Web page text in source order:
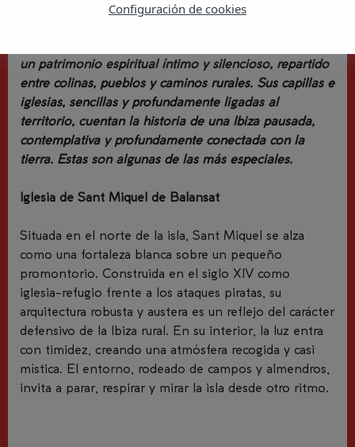
un patrimonio espiritual íntimo y silencioso, repartido
entre colinas, pueblos y caminos rurales. Sus capillas e
iglesias, sencillas y profundamente ligadas al
territorio, cuentan la historia de una Ibiza pausada,
contemplativa y profundamente conectada con la
tierra. Estas son algunas de las más especiales.
Iglesia de Sant Miquel de Balansat
Situada en el norte de la isla, Sant Miquel se alza
como una fortaleza blanca sobre un pequeño
promontorio. Construida en el siglo XIV como
iglesia-refugio frente a los ataques piratas, su
arquitectura robusta y austera es un reflejo del carácter
defensivo de la Ibiza rural. En su interior, la luz entra
con timidez, creando una atmósfera recogida y casi
mística. El entorno, rodeado de campos y almendros,
invita a parar, respirar y mirar la isla desde otro ritmo.
Configuración de cookies